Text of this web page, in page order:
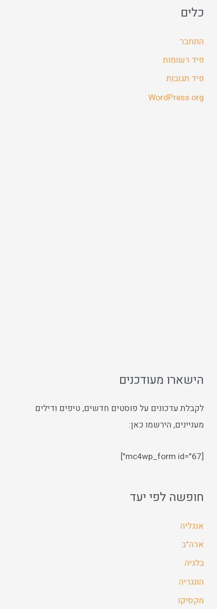
כלים
התחבר
פיד רשומות
פיד תגובות
WordPress.org
הישארו מעודכנים
לקבלת עדכונים על פוסטים חדשים, טיפים ודילים
מעניינים, הירשמו כאן:
[mc4wp_form id="67"]
חופשה לפי יעד
אנגליה
ארה"ב
בלגיה
הונגריה
מקסיקו